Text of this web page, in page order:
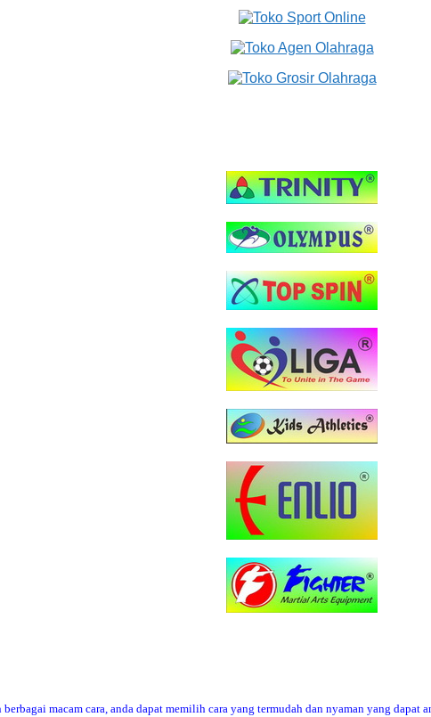
macam cara, anda dapat memilih cara yang termudah dan nyaman yang dapat